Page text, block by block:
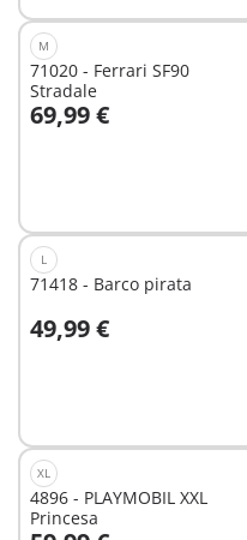
M
71020 - Ferrari SF90
Stradale
69,99 €
A la cesta
L
71418 - Barco pirata
49,99 €
A la cesta
XL
4896 - PLAYMOBIL XXL
Princesa